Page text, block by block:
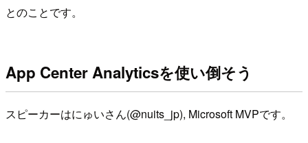
とのことです。
App Center Analyticsを使い倒そう
スピーカーはにゅいさん(@nuits_jp), Microsoft MVPです。